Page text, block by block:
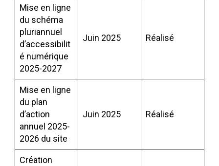
Mise en ligne
du schéma
pluriannuel
d’accessibilit
é numérique
2025-2027
Juin 2025 Réalisé
Mise en ligne
du plan
d’action
annuel 2025-
2026 du site
Juin 2025 Réalisé
Création